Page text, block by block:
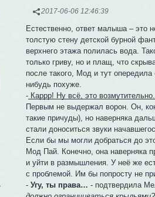
2017-06-06 12:46:39
Естественно, ответ малыша – это
толстую стену детской бурной
верхнего этажа полилась вода.
только гриву, но и плащ, что
после такого, Мод и тут
нибудь похуже.
- Каррр! Ну всё, это
Первым не выдержал ворон. Он,
такие причуды), но наверняка
стали доноситься звуки
Если бы мы могли добраться до
Мод Пай. Конечно, она наверняка
и уйти в размышления. У неё же
с проблемой. Им бы попросту не
- Угу, ты права… - подтвердила